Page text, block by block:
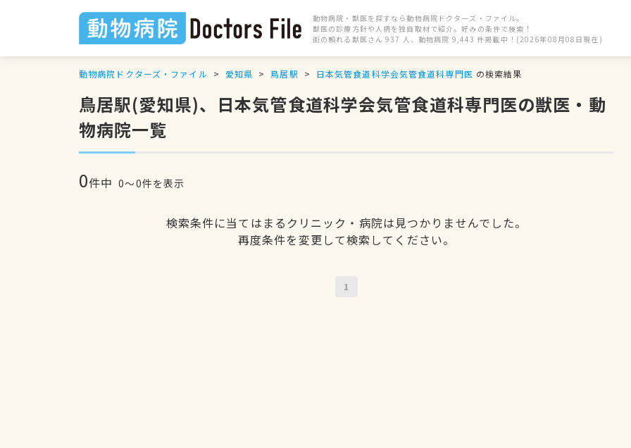
動物病院・獣医を探すなら動物病院ドクターズ・ファイル。
獣医の診療方針や人柄を独自取材で紹介。好みの条件で検索！
街の頼れる獣医さん 937 人、動物病院 9,443 件掲載中！(2026年08月08日現在)
動物病院ドクターズ・ファイル 愛知県 鳥居駅 日本気管食道科学会気管食道科専門医 の検索結果
鳥居駅(愛知県)、日本気管食道科学会気管食道科専門医の獣医・動
物病院一覧
0件中 0〜0件を表示
検索条件に当てはまるクリニック・病院は見つかりませんでした。
再度条件を変更して検索してください。
1